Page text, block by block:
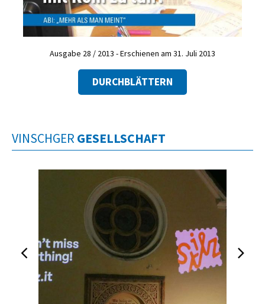
Ausgabe 28 / 2013 - Erschienen am 31. Juli 2013
DURCHBLÄTTERN
VINSCHGER GESELLSCHAFT